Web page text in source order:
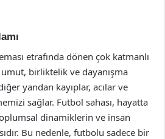
etrafında dönen çok katmanlı
birliktelik ve dayanışma
yandan kayıplar, acılar ve
sağlar. Futbol sahası, hayatta
dinamiklerin ve insan
Bu nedenle, futbolu sadece bir